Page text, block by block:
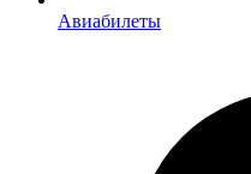
Авиабилеты